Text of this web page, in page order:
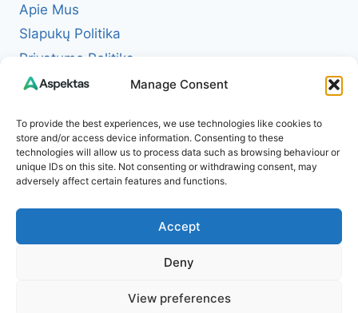
Manage Consent
To provide the best experiences, we use technologies like cookies to
store and/or access device information. Consenting to these
technologies will allow us to process data such as browsing behaviour or
unique IDs on this site. Not consenting or withdrawing consent, may
adversely affect certain features and functions.
Accept
Deny
View preferences
Apie Mus
Slapukų Politika
Privatumo Politika
Redakcinė politika + Klaidų taisymo politika
Atsakomybės apribojimas (Disclaimer)
Naudojimosi taisyklės (Terms of Service)
Kontaktai
internete